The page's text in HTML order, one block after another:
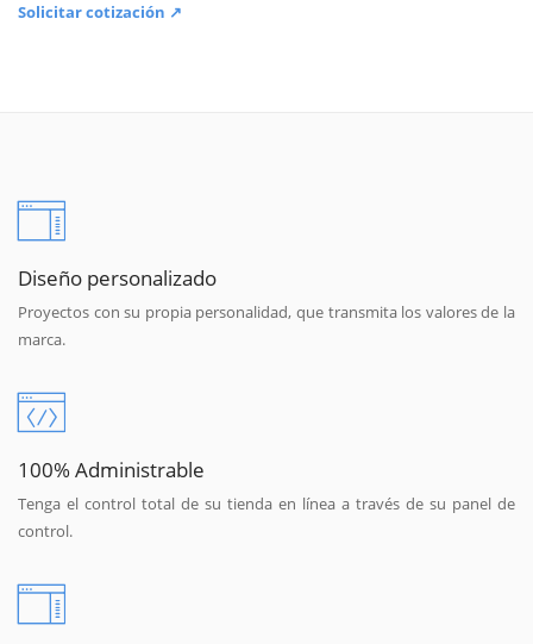
Solicitar cotización ↗
Diseño personalizado
Proyectos con su propia personalidad, que transmita los valores de la
marca.
100% Administrable
Tenga el control total de su tienda en línea a través de su panel de
control.